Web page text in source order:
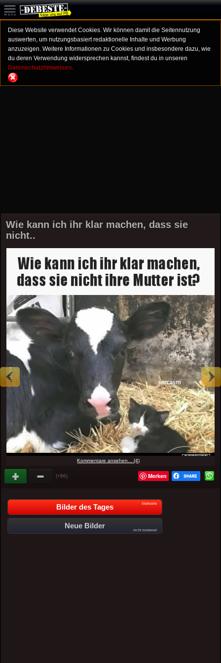
Diese Website verwendet Cookies. Wir können damit die Seitennutzung
auswerten, um nutzungsbasiert redaktionelle Inhalte und Werbung
anzuzeigen. Weitere Informationen zu Cookies und insbesondere dazu, wie
du deren Verwendung widersprechen kannst, findest du in unseren
Datenschutzhinweisen.
Wie kann ich ihr klar machen, dass sie
nicht..
Kommentare ansehen... (4)
(+86) Merken
Bilder des Tages Startseite
Neue Bilder
nicht moderiert